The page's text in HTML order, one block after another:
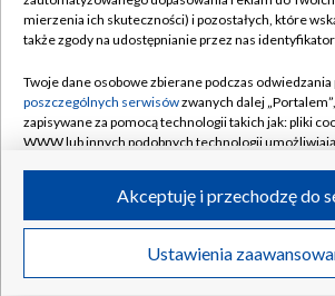
Naziemna Telewizja Cyfrowa
Rada Programowa
System NOS
Informacje o nadawcy
Program dla prasy
Ogłoszenie przetargowe
Pomoc
Kontakt
Kanały
©2026 Telewizja Polska S.A. w
mierzenia ich skuteczności) i pozostałych, które
także zgody na udostępnianie przez nas
Twoje dane osobowe zbierane podczas odwiedzania
poszczególnych serwisówzwanych dalej
zapisywane za pomocą technologii takich jak: pliki
WWW lub innych podobnych technologii
ruchu w Internecie.
Twoje dane osobowe zbierane podczas odwiedzania
poszczególnych serwisówna Portalu, takie jak
Ustawienia
Akceptuję i przechodzę do